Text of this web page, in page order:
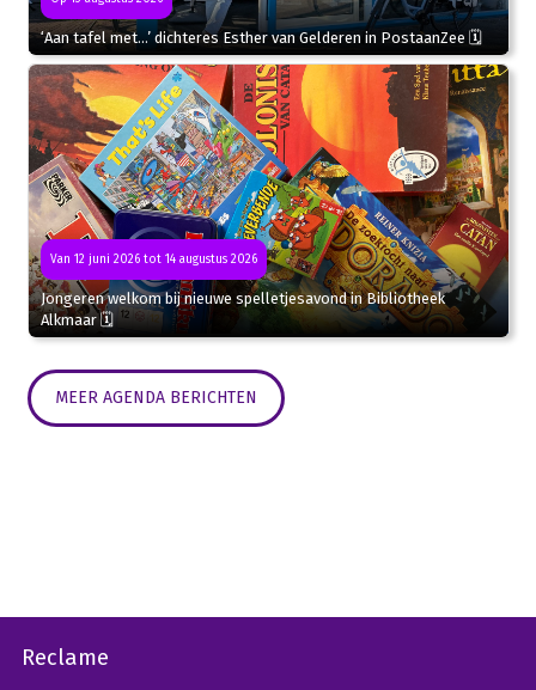
‘Aan tafel met…’ dichteres Esther van Gelderen in PostaanZee 🗓
Van 12 juni 2026 tot 14 augustus 2026
Jongeren welkom bij nieuwe spelletjesavond in Bibliotheek
Alkmaar 🗓
MEER AGENDA BERICHTEN
Reclame